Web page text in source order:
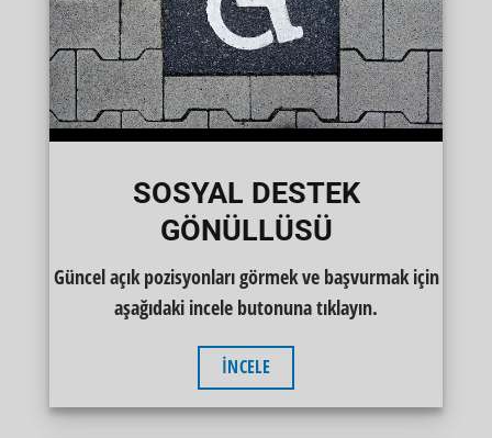
SOSYAL DESTEK
GÖNÜLLÜSÜ
Güncel açık pozisyonları görmek ve başvurmak için
aşağıdaki incele butonuna tıklayın.
İNCELE